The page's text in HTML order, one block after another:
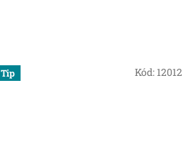
Tip Kód: 12012